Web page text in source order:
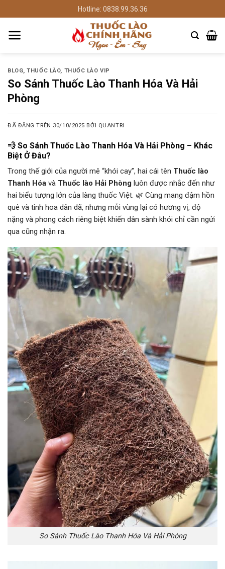
đến
nội
Hotline: 0838.99.36.36
BLOG,THUỐC LÀO, THUỐC LÀO VIP
So Sánh Thuốc Lào Thanh Hóa Và Hải
Phòng
ĐÃ ĐĂNG TRÊN 30/10/2025 BỞI QUANTRI
💨 So Sánh Thuốc Lào Thanh Hóa Và Hải Phòng – Khác
Biệt Ở Đâu?
Trong thế giới của người mê “khói cay”, hai cái tên Thuốc lào
Thanh Hóa và Thuốc lào Hải Phòng luôn được nhắc đến như
hai biểu tượng lớn của làng thuốc Việt. 🌿 Cùng mang đậm hồn
quê và tinh hoa dân dã, nhưng mỗi vùng lại có hương vị, độ
nặng và phong cách riêng biệt khiến dân sành khói chỉ cần ngửi
qua cũng nhận ra.
So Sánh Thuốc Lào Thanh Hóa Và Hải Phòng